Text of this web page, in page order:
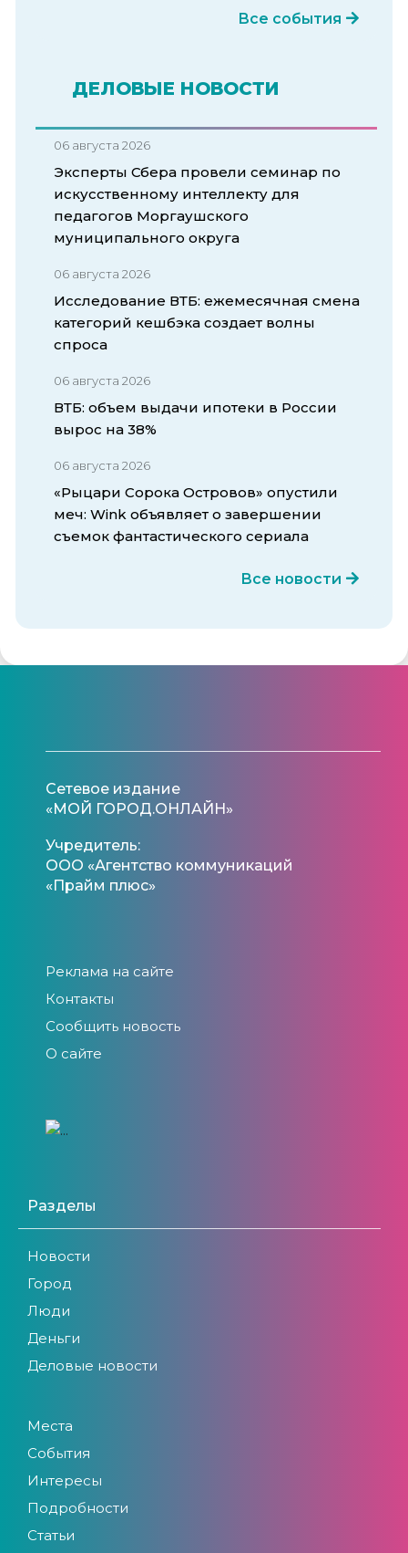
Все события
ДЕЛОВЫЕ НОВОСТИ
06 августа 2026
Эксперты Сбера провели семинар по
искусственному интеллекту для
педагогов Моргаушского
муниципального округа
06 августа 2026
Исследование ВТБ: ежемесячная смена
категорий кешбэка создает волны
спроса
06 августа 2026
ВТБ: объем выдачи ипотеки в России
вырос на 38%
06 августа 2026
«Рыцари Сорока Островов» опустили
меч: Wink объявляет о завершении
съемок фантастического сериала
Все новости
Сетевое издание
«МОЙ ГОРОД.ОНЛАЙН»
Учредитель:
ООО «Агентство коммуникаций
«Прайм плюс»
Реклама на сайте
Контакты
Сообщить новость
О сайте
Разделы
Новости
Город
Люди
Деньги
Деловые новости
Места
События
Интересы
Подробности
Статьи